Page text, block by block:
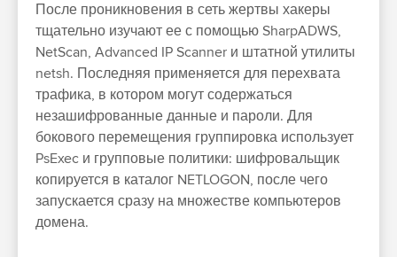
После проникновения в сеть жертвы хакеры
тщательно изучают ее с помощью SharpADWS,
NetScan, Advanced IP Scanner и штатной утилиты
netsh. Последняя применяется для перехвата
трафика, в котором могут содержаться
незашифрованные данные и пароли. Для
бокового перемещения группировка использует
PsExec и групповые политики: шифровальщик
копируется в каталог NETLOGON, после чего
запускается сразу на множестве компьютеров
домена.